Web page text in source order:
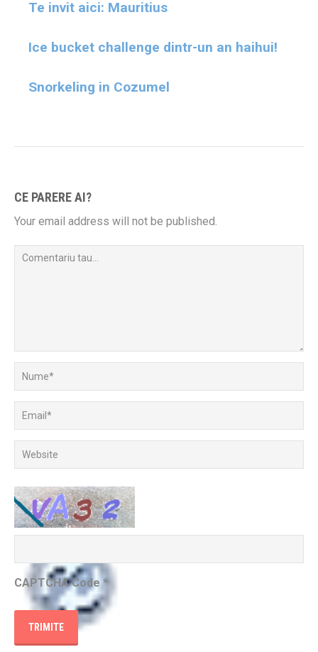
Te invit aici: Mauritius
Ice bucket challenge dintr-un an haihui!
Snorkeling in Cozumel
CE PARERE AI?
Your email address will not be published.
CAPTCHA Code *